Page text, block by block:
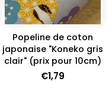
Popeline de coton
japonaise "Koneko gris
clair" (prix pour 10cm)
€1,79